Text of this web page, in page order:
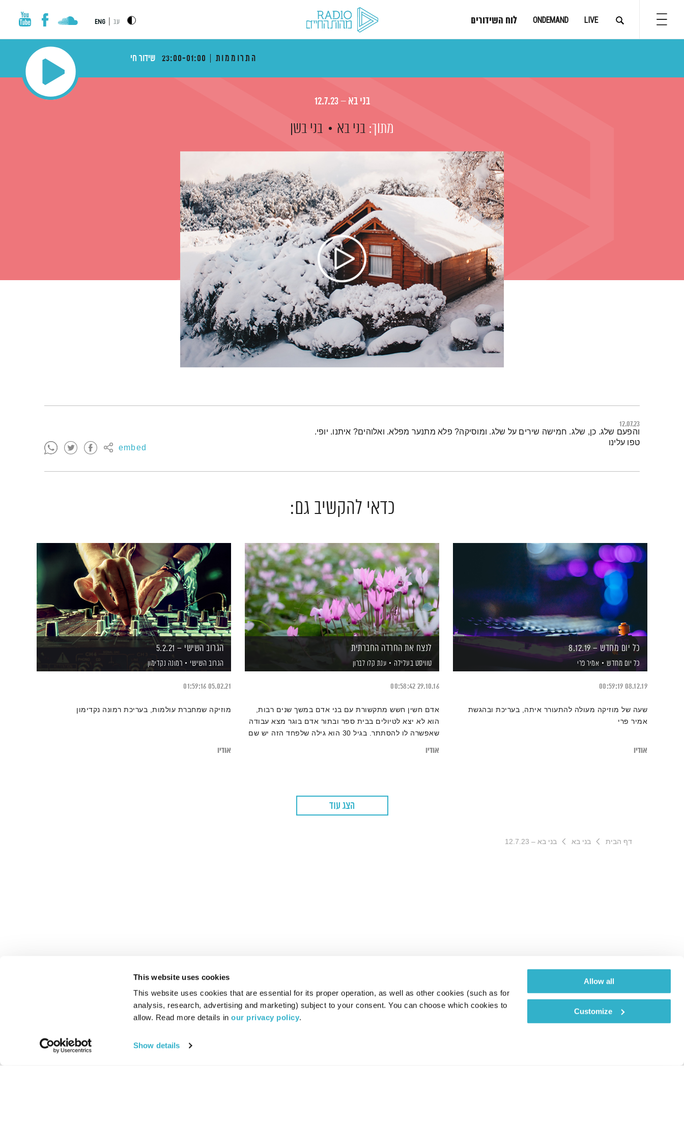
This website uses cookies
This website uses cookies that are essential for its proper operation, as well as other cookies (such as for
analysis, research, advertising and marketing) subject to your consent. You can choose which cookies to
allow. Read more details in our privacy policy.
Show details
Allow all
Customize
LIVE
ONDEMAND לוח השידורים עב ENG
התרוממות 23:00-01:00 שידור חי
בני בא – 12.7.23
מתוך: בני בא בני בשן
12.07.23
embed
תמצית הפודקאסט
והפעם שלג. כן, שלג. חמישה שירים על שלג. ומוסיקה? פלא מתנער מפלא. ואלוהים? איתנו. יופי.
טפו עלינו
כדאי להקשיב גם:
כל יום מחדש – 8.12.19
כל יום מחדש אמיר פרי
08.12.19
00:59:19
שעה של מוזיקה מעולה להתעורר איתה, בעריכת ובהגשת
אמיר פרי
אודיו
לנצח את החרדה החברתית
טוויסט בעלילה ענת קלו לברון
29.10.16
00:58:42
אדם חשין חשש מתקשורת עם בני אדם במשך שנים רבות,
הוא לא יצא לטיולים בבית ספר ובתור אדם בוגר מצא עבודה
שאפשרה לו להסתתר. בגיל 30 הוא גילה שלפחד הזה יש שם
אודיו
הגרוב השישי – 5.2.21
הגרוב השישי רמונה נקדימון
05.02.21
01:59:16
מוזיקה שמחברת עולמות, בעריכת רמונה נקדימון
אודיו
הצג עוד
דף הבית בני בא בני בא – 12.7.23